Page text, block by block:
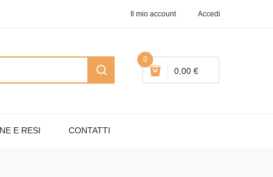
Il mio account Accedi
0
0,00 €
E RESI CONTATTI